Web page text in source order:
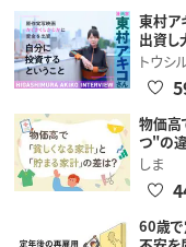
東村ア
出資
トウシ
物価高
つ"の
しま
60歳